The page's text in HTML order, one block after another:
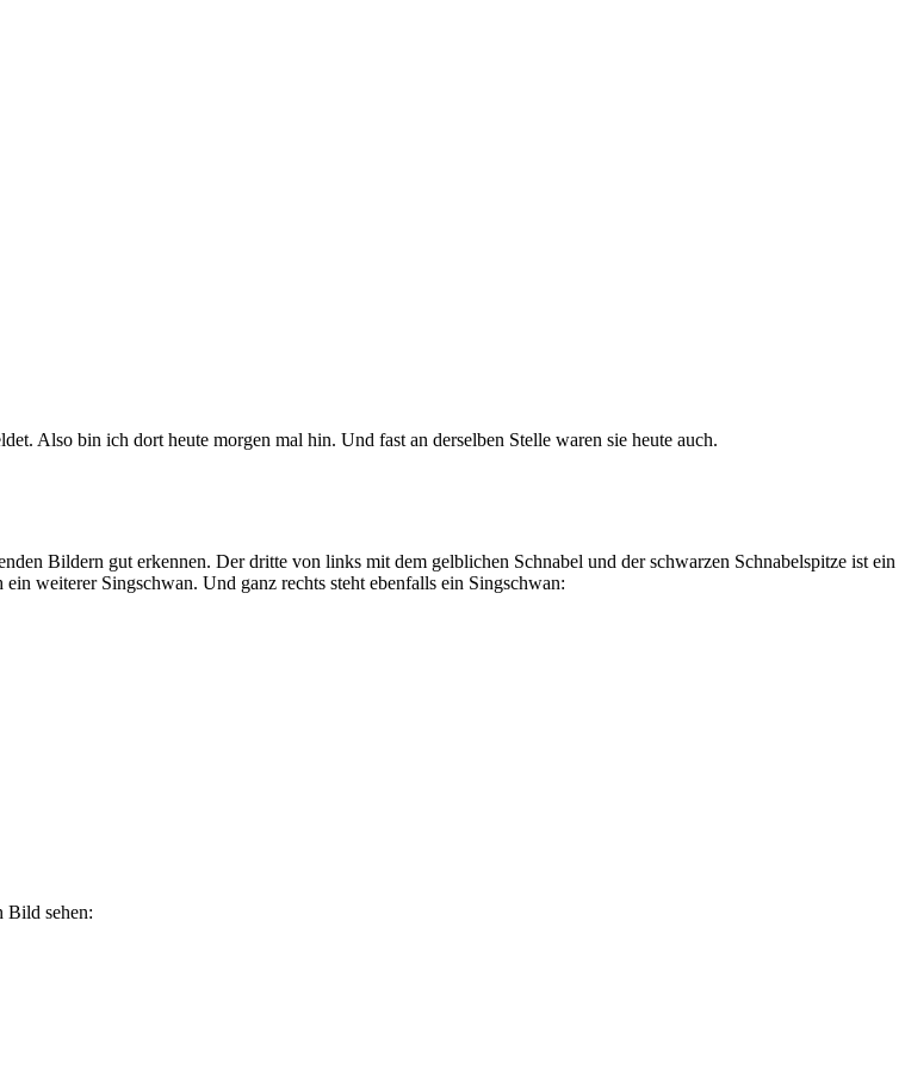
Also bin ich dort heute morgen mal hin. Und fast an derselben Stelle waren sie heute auch.
Bildern gut erkennen. Der dritte von links mit dem gelblichen Schnabel und der schwarzen Schnabelspitze ist ein
weiterer Singschwan. Und ganz rechts steht ebenfalls ein Singschwan:
Bild sehen: